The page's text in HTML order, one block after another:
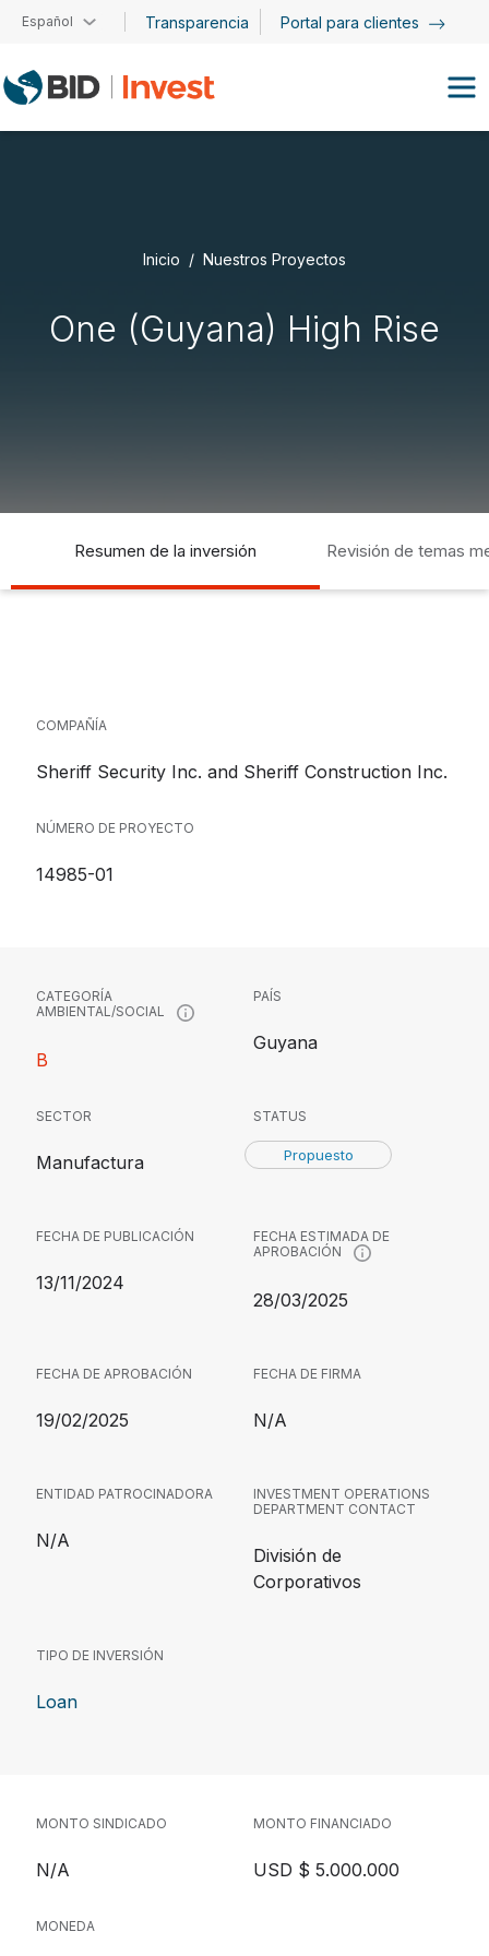
Pasar al contenido principal
Español Transparencia Portal para clientes
Inicio Nuestros Proyectos
One (Guyana) High Rise
Resumen de la inversión Revisión de temas
COMPAÑÍA
Sheriff Security Inc. and Sheriff Construction Inc.
NÚMERO DE PROYECTO
14985-01
CATEGORÍA
AMBIENTAL/SOCIAL
B
PAÍS
Guyana
SECTOR
Manufactura
STATUS
Propuesto
FECHA DE PUBLICACIÓN
13/11/2024
FECHA ESTIMADA DE
APROBACIÓN
28/03/2025
FECHA DE APROBACIÓN
19/02/2025
FECHA DE FIRMA
N/A
ENTIDAD PATROCINADORA
N/A
INVESTMENT OPERATIONS
DEPARTMENT CONTACT
División de
Corporativos
TIPO DE INVERSIÓN
Loan
MONTO SINDICADO
N/A
MONTO FINANCIADO
USD $ 5.000.000
MONEDA